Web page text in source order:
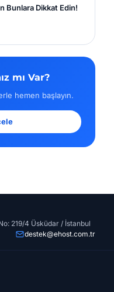
Bunlara Dikkat Edin!
mı Var?
hemen başlayın.
219/4 Üsküdar / İstanbul
destek@ehost.com.tr